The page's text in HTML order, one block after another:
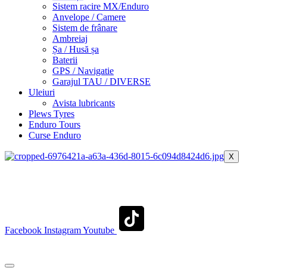
Sistem racire MX/Enduro
Anvelope / Camere
Sistem de frânare
Ambreiaj
Șa / Husă șa
Baterii
GPS / Navigatie
Garajul TAU / DIVERSE
Uleiuri
Avista lubricants
Plews Tyres
Enduro Tours
Curse Enduro
X
Facebook InstagramYoutube